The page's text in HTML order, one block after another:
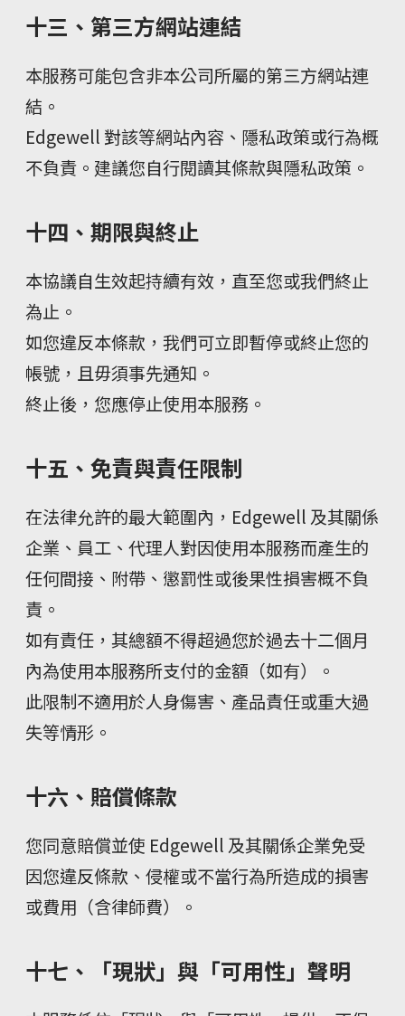
十三、第三方網站連結
本服務可能包含非本公司所屬的第三方網站連
結。
Edgewell 對該等網站內容、隱私政策或行為概
不負責。建議您自行閱讀其條款與隱私政策。
十四、期限與終止
本協議自生效起持續有效，直至您或我們終止
為止。
如您違反本條款，我們可立即暫停或終止您的
帳號，且毋須事先通知。
終止後，您應停止使用本服務。
十五、免責與責任限制
在法律允許的最大範圍內，Edgewell 及其關係
企業、員工、代理人對因使用本服務而產生的
任何間接、附帶、懲罰性或後果性損害概不負
責。
如有責任，其總額不得超過您於過去十二個月
內為使用本服務所支付的金額（如有）。
此限制不適用於人身傷害、產品責任或重大過
失等情形。
十六、賠償條款
您同意賠償並使 Edgewell 及其關係企業免受
因您違反條款、侵權或不當行為所造成的損害
或費用（含律師費）。
十七、「現狀」與「可用性」聲明